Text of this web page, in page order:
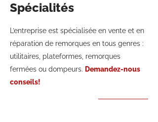
Spécialités
L’entreprise est spécialisée en vente et en
réparation de remorques en tous genres :
utilitaires, plateformes, remorques
fermées ou dompeurs. Demandez-nous
conseils!